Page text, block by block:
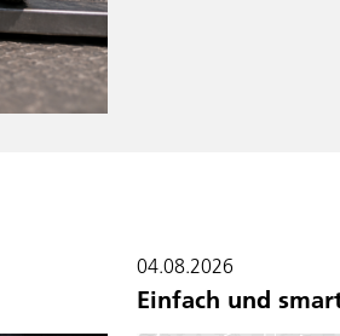
04.08.2026
Einfach und